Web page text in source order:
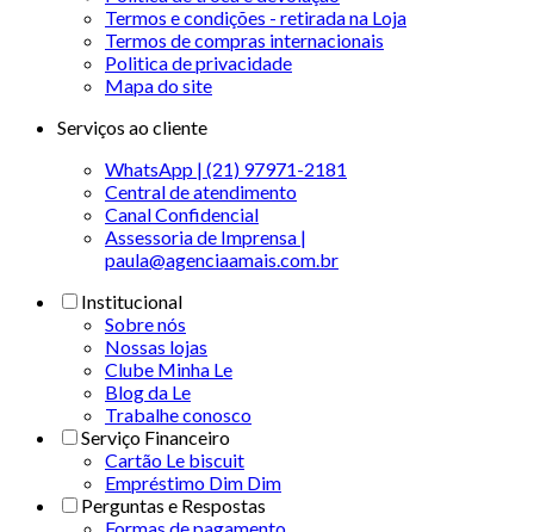
Termos e condições - retirada na Loja
Termos de compras internacionais
Politica de privacidade
Mapa do site
Serviços ao cliente
WhatsApp | (21) 97971-2181
Central de atendimento
Canal Confidencial
Assessoria de Imprensa |
paula@agenciaamais.com.br
Institucional
Sobre nós
Nossas lojas
Clube Minha Le
Blog da Le
Trabalhe conosco
Serviço Financeiro
Cartão Le biscuit
Empréstimo Dim Dim
Perguntas e Respostas